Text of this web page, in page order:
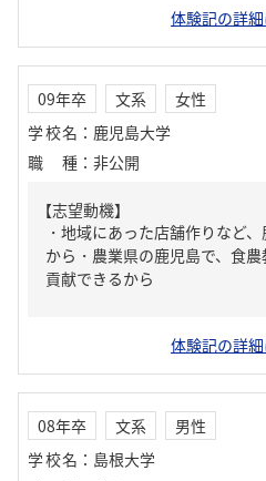
体験記の詳
09年卒 文系
女性
学校名 ： 鹿児島大学
職種 ： 非公開
【志望動機】
・地域にあった店舗作りなど
から・農業県の鹿児島で、食
貢献できるから
体験記の詳
08年卒 文系
男性
学校名 ： 島根大学